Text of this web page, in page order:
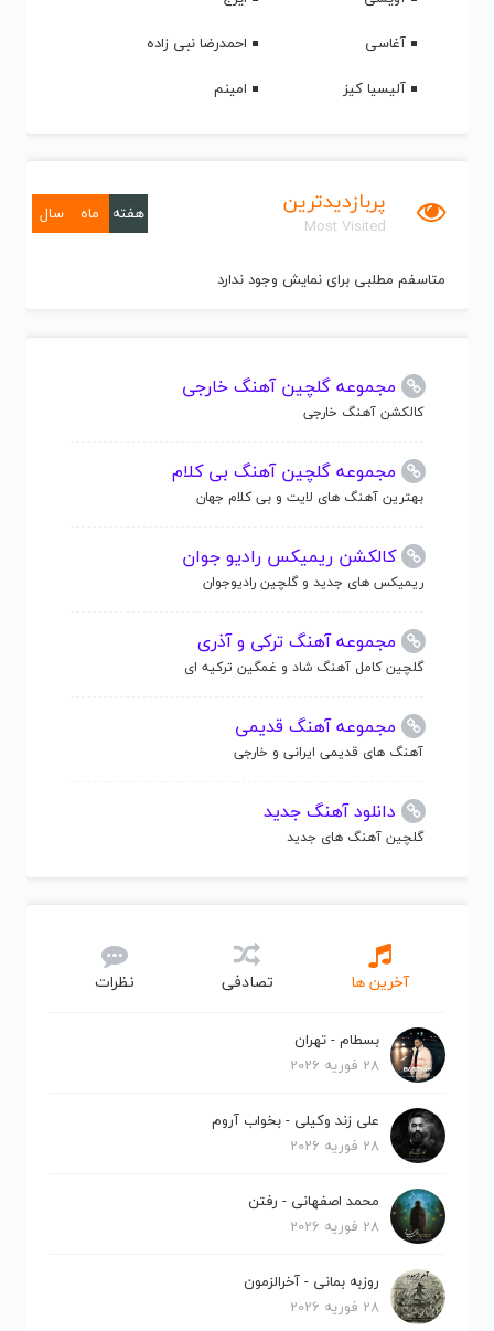
آغاسی
احمدرضا نبی زاده
آلیسیا کیز
امینم
پربازدیدترین
Most Visited
هفته ماه سال
متاسفم مطلبی برای نمایش وجود ندارد
مجموعه گلچین آهنگ خارجی
کالکشن آهنگ خارجی
مجموعه گلچین آهنگ بی کلام
بهترین آهنگ های لایت و بی کلام جهان
کالکشن ریمیکس رادیو جوان
ریمیکس های جدید و گلچین رادیوجوان
مجموعه آهنگ ترکی و آذری
گلچین کامل آهنگ شاد و غمگین ترکیه ای
مجموعه آهنگ قدیمی
آهنگ های قدیمی ایرانی و خارجی
دانلود آهنگ جدید
گلچین آهنگ های جدید
آخرین ها تصادفی نظرات
بسطام - تهران
28 فوریه 2026
علی زند وکیلی - بخواب آروم
28 فوریه 2026
محمد اصفهانی - رفتن
28 فوریه 2026
روزبه بمانی - آخرالزمون
28 فوریه 2026